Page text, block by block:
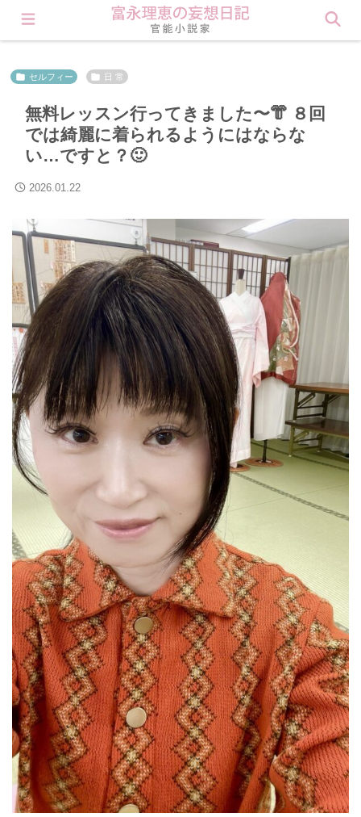
会員登録すると理恵の秘密が見られます❤︎ Click here
セルフィー 日 常
無料レッスン行ってきました〜👘 ８回
では綺麗に着られるようにはならな
い…ですと？🙂
2026.01.22